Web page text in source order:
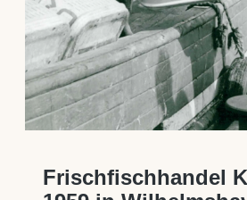
Frischfischhandel